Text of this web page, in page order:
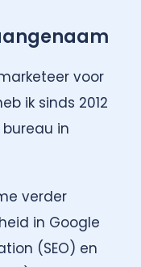
voor
ik sinds 2012
in
verder
in Google
(SEO) en